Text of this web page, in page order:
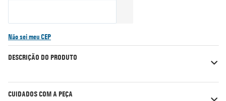
Não sei meu CEP
DESCRIÇÃO DO PRODUTO
CUIDADOS COM A PEÇA